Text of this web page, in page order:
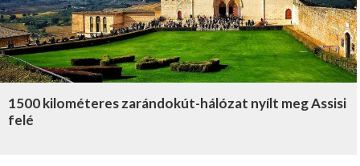
1500 kilométeres zarándokút-hálózat nyílt meg Assisi
felé